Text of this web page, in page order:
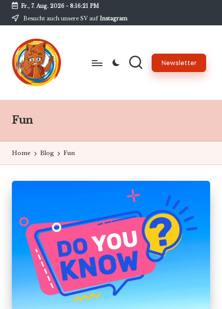
Skip
content
Fr., 7. Aug. 2026- 8:16:21 PM
Besucht auch unsere SV aufInstagram
B
w
-
N
e
am
BwG
Newsletter
Fun
Home Blog Fun